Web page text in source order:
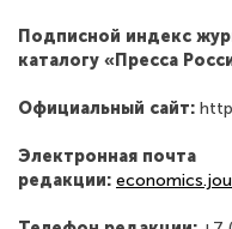
Подписной индекс
каталогу «Пресса
Официальный сайт:
Электронная почта
редакции: